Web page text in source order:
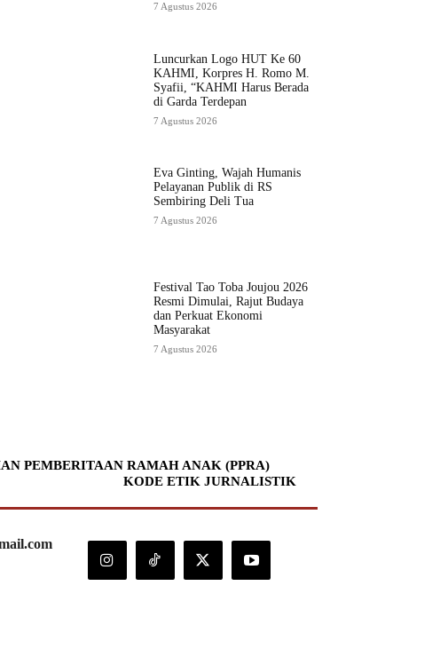
7 Agustus 2026
Luncurkan Logo HUT Ke 60
KAHMI, Korpres H. Romo M.
Syafii, “KAHMI Harus Berada
di Garda Terdepan
7 Agustus 2026
Eva Ginting, Wajah Humanis
Pelayanan Publik di RS
Sembiring Deli Tua
7 Agustus 2026
Festival Tao Toba Joujou 2026
Resmi Dimulai, Rajut Budaya
dan Perkuat Ekonomi
Masyarakat
7 Agustus 2026
PEMBERITAAN RAMAH ANAK (PPRA)
KODE ETIK JURNALISTIK